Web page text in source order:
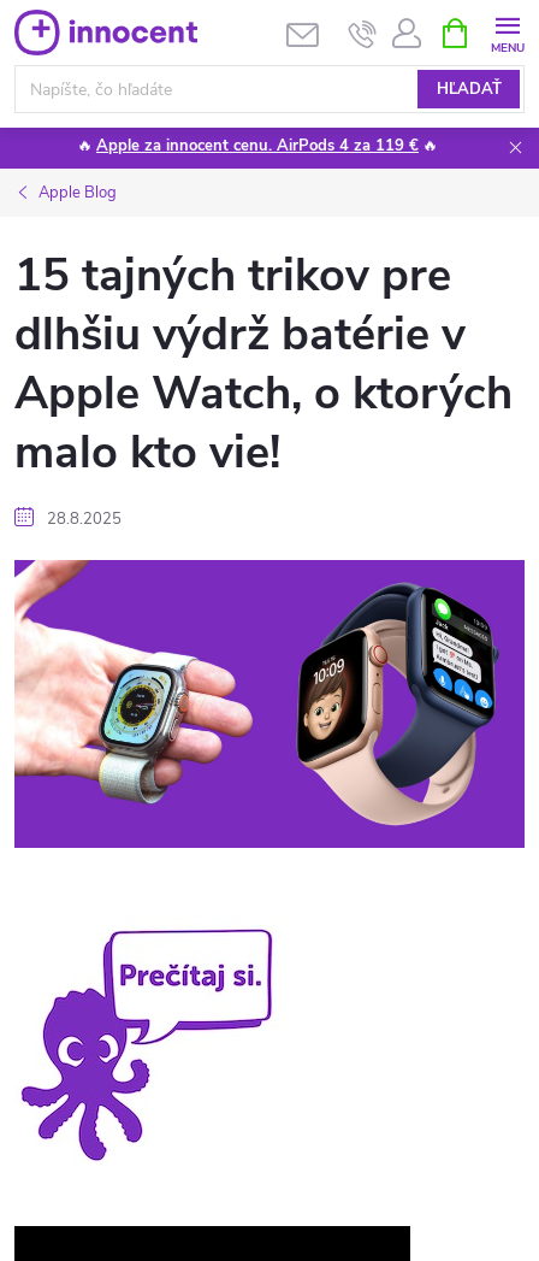
Prejsť
na
obsah
HĽADAŤ
KOŠÍK
🔥 Apple za innocent cenu. AirPods 4 za 119 € 🔥
Apple Blog
15 tajných trikov pre
dlhšiu výdrž batérie v
Apple Watch, o ktorých
malo kto vie!
28.8.2025